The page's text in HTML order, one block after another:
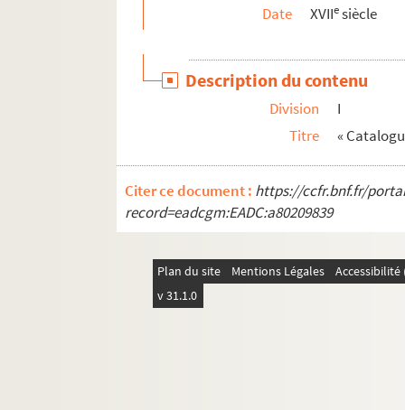
Ms Chiflet 79. « Recueil de pièces d'Estat.
Ms Chiflet 80. « Recueil de pièces d'Estat.
Ms Chiflet 81. « Matières héraldiques. Tome I.
Ms Chiflet 82. « Matières héraldiques. Tome II
Ms Chiflet 83. « Matières héraldiques. Tome
Ms Chiflet 84. « Matières héraldiques. Tome
Ms Chiflet 85. Défense militaire de la
Ms Chiflet 86. Des couleurs héraldiques :
Ms Chiflet 87. Documents concernant
Ms Chiflet 88. « Histoire de l'ordre de la
Date
XVIIesiècle
Description du contenu
Division
I
Titre
«
Citer ce document : https://ccfr.bnf.fr/
record=eadcgm:EADC:a80209839
Plan du site Mentions Légales
v 31.1.0